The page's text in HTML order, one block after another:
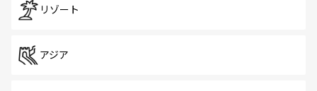
リゾート
アジア